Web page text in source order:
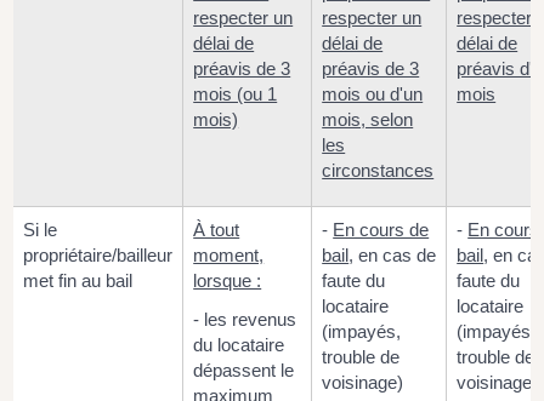
respecter un
délai de
préavis de 3
mois (ou 1
mois)
respecter un
délai de
préavis de 3
mois ou d'un
mois, selon
les
circonstances
respecter
délai de
préavis
mois
Si le
propriétaire/bailleur
met fin au bail
À tout
moment,
lorsque :
- les revenus
du locataire
dépassent le
maximum
- En cours de
bail, en cas de
faute du
locataire
(impayés,
trouble de
voisinage)
- En cours
bail, en
faute du
locataire
(impayés,
trouble de
voisinage)